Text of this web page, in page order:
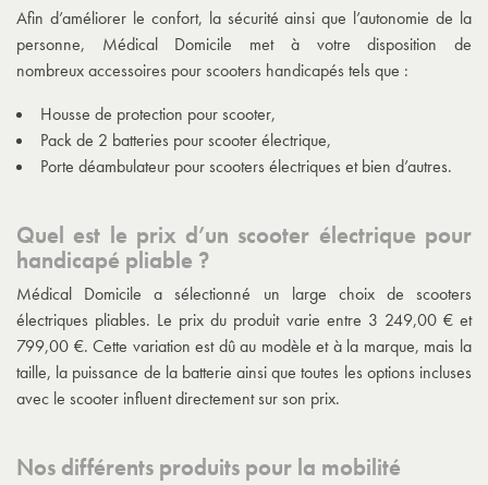
Afin d’améliorer le confort, la sécurité ainsi que l’autonomie de la
personne, Médical Domicile met à votre disposition de
nombreuxaccessoires pour scooters handicapés tels que :
Housse de protection pour scooter,
Pack de 2 batteries pour scooter électrique,
Porte déambulateur pour scooters électriques et bien d’autres.
Quel est le prix d’un scooter électrique pour
handicapé pliable ?
Médical Domicile a sélectionné un large choix de scooters
électriques pliables. Le prix du produit varie entre 3 249,00 € et
799,00 €. Cette variation est dû au modèle et à la marque, mais la
taille, la puissance de la batterie ainsi que toutes les options incluses
avec le scooter influent directement sur son prix.
Nos différents produits pour la mobilité